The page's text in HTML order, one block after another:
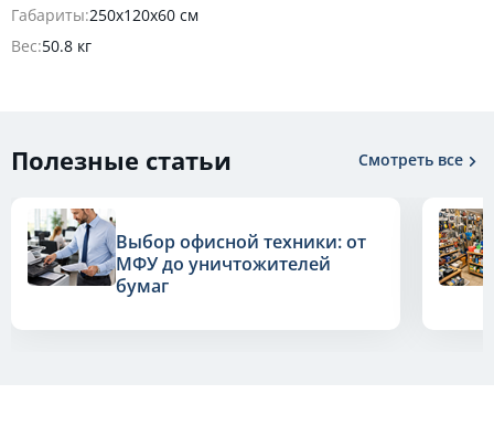
Габариты:250х120х60 см
Вес:50.8 кг
Полезные статьи Смотреть все
Выбор офисной техники: от
МФУ до уничтожителей
бумаг